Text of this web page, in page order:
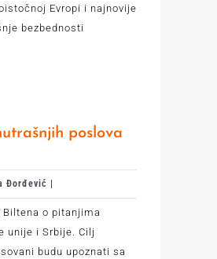
Evropi i najnovije
bezbednosti
poslova
Đorđević |
o pitanjima
unije i Srbije. Cilj
budu upoznati sa